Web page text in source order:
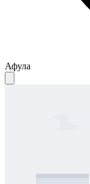
Афула